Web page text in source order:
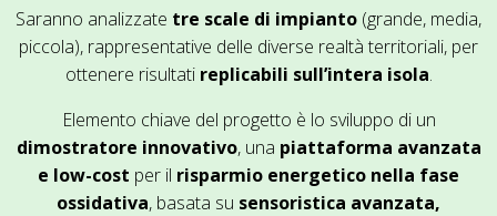
Saranno analizzate tre scale di impianto (grande, media,
piccola), rappresentative delle diverse realtà territoriali, per
ottenere risultati replicabili sull’intera isola.
Elemento chiave del progetto è lo sviluppo di un
dimostratore innovativo, una piattaforma avanzata
e low-cost per il risparmio energetico nella fase
ossidativa, basata su sensoristica avanzata,